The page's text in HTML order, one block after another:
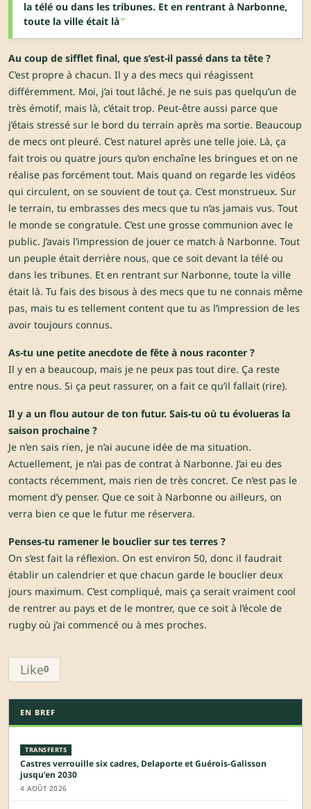
la télé ou dans les tribunes. Et en rentrant à Narbonne,
toute la ville était là
Au coup de sifflet final, que s’est-il passé dans ta tête ?
C’est propre à chacun. Il y a des mecs qui réagissent
différemment. Moi, j’ai tout lâché. Je ne suis pas quelqu’un de
très émotif, mais là, c’était trop. Peut-être aussi parce que
j’étais stressé sur le bord du terrain après ma sortie. Beaucoup
de mecs ont pleuré. C’est naturel après une telle joie. Là, ça
fait trois ou quatre jours qu’on enchaîne les bringues et on ne
réalise pas forcément tout. Mais quand on regarde les vidéos
qui circulent, on se souvient de tout ça. C’est monstrueux. Sur
le terrain, tu embrasses des mecs que tu n’as jamais vus. Tout
le monde se congratule. C’est une grosse communion avec le
public. J’avais l’impression de jouer ce match à Narbonne. Tout
un peuple était derrière nous, que ce soit devant la télé ou
dans les tribunes. Et en rentrant sur Narbonne, toute la ville
était là. Tu fais des bisous à des mecs que tu ne connais même
pas, mais tu es tellement content que tu as l’impression de les
avoir toujours connus.
As-tu une petite anecdote de fête à nous raconter ?
Il y en a beaucoup, mais je ne peux pas tout dire. Ça reste
entre nous. Si ça peut rassurer, on a fait ce qu’il fallait (rire).
Il y a un flou autour de ton futur. Sais-tu où tu évolueras la
saison prochaine ?
Je n’en sais rien, je n’ai aucune idée de ma situation.
Actuellement, je n’ai pas de contrat à Narbonne. J’ai eu des
contacts récemment, mais rien de très concret. Ce n’est pas le
moment d’y penser. Que ce soit à Narbonne ou ailleurs, on
verra bien ce que le futur me réservera.
Penses-tu ramener le bouclier sur tes terres ?
On s’est fait la réflexion. On est environ 50, donc il faudrait
établir un calendrier et que chacun garde le bouclier deux
jours maximum. C’est compliqué, mais ça serait vraiment cool
de rentrer au pays et de le montrer, que ce soit à l’école de
rugby où j’ai commencé ou à mes proches.
Like0
EN BREF
TRANSFERTS
Castres verrouille six cadres, Delaporte et Guérois-Galisson
jusqu’en 2030
4 AOÛT 2026